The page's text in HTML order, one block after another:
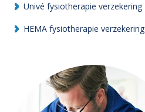
Univé fysiotherapie verzekering
HEMA fysiotherapie verzekering